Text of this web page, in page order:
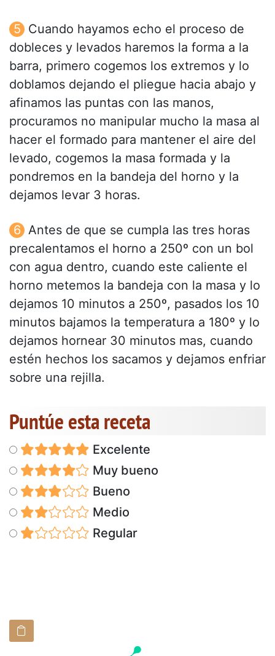
Cuando hayamos echo el proceso de
dobleces y levados haremos la forma a la
barra, primero cogemos los extremos y lo
doblamos dejando el pliegue hacia abajo y
afinamos las puntas con las manos,
procuramos no manipular mucho la masa al
hacer el formado para mantener el aire del
levado, cogemos la masa formada y la
pondremos en la bandeja del horno y la
dejamos levar 3 horas.
Antes de que se cumpla las tres horas
precalentamos el horno a 250º con un bol
con agua dentro, cuando este caliente el
horno metemos la bandeja con la masa y lo
dejamos 10 minutos a 250º, pasados los 10
minutos bajamos la temperatura a 180º y lo
dejamos hornear 30 minutos mas, cuando
estén hechos los sacamos y dejamos enfriar
sobre una rejilla.
Puntúe esta receta
Excelente
Muy bueno
Bueno
Medio
Regular